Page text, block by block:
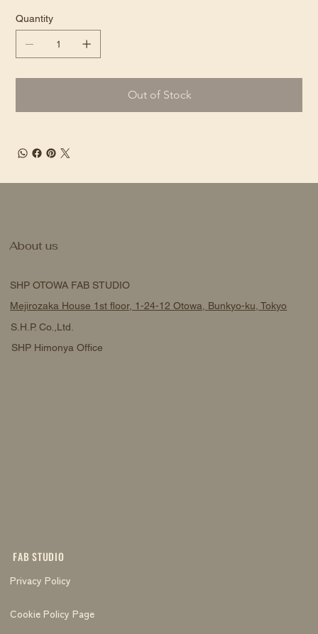
Quantity
Out of Stock
FAB STUDIO
Privacy Policy
Cookie Policy Page
SHP OTOWA FAB STUDIO
Mejirozaka House 1st floor, 1-24-12 Otowa, Bunkyo-ku, Tokyo
S.H.P. Co.,Ltd.
SHP Himonya Office
About us